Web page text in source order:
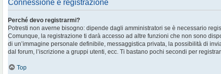
Connessione e registrazione
Perché devo registrarmi?
Potresti non averne bisogno: dipende dagli amministratori se è necessario
Comunque, la registrazione ti darà accesso ad altre funzioni che non sono
di un’immagine personale definibile, messaggistica privata, la possibilità di
dal forum, l’iscrizione a gruppi utenti, ecc. Ti bastano pochi secondi per
Top